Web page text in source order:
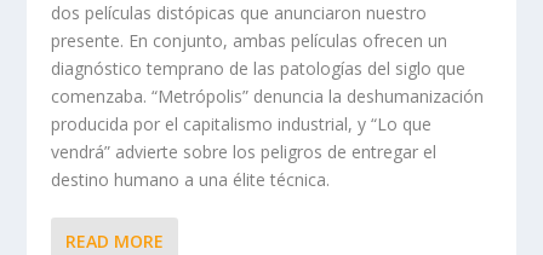
dos películas distópicas que anunciaron nuestro
presente. En conjunto, ambas películas ofrecen un
diagnóstico temprano de las patologías del siglo que
comenzaba. “Metrópolis” denuncia la deshumanización
producida por el capitalismo industrial, y “Lo que
vendrá” advierte sobre los peligros de entregar el
destino humano a una élite técnica.
READ MORE